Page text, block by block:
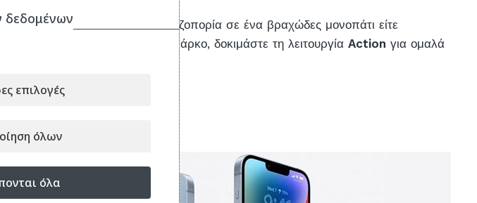
Είτε βιντεοσκοπείτε κάνοντας πεζοπορία σε ένα βραχώδες μονοπάτι είτε
κυνηγώντας τα παιδιά σας στο πάρκο, δοκιμάστε τη λειτουργία Action για ομαλά
επιλογές
όλων
όλα